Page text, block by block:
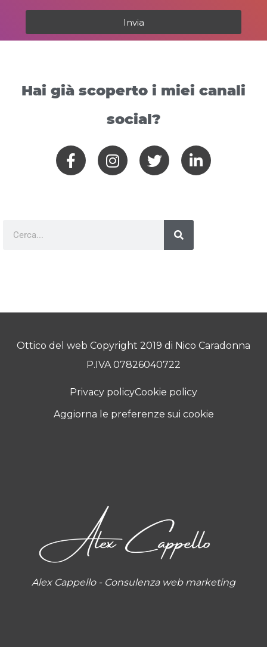
Invia
Hai già scoperto i miei canali
social?
Ottico del web Copyright 2019 di Nico Caradonna
P.IVA 07826040722
Privacy policyCookie policy
Aggiorna le preferenze sui cookie
Alex Cappello - Consulenza web marketing